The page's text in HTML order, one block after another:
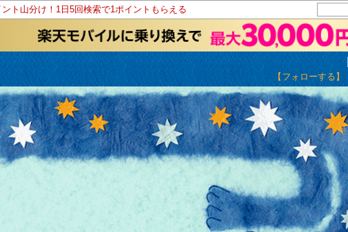
ント山分け！1日5回検索で1ポイントもらえる
【フォローする】